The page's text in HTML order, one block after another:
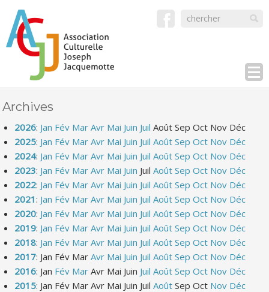
Archives
2026: Jan Fév Mar Avr Mai Juin Juil Août Sep Oct Nov Déc
2025: Jan Fév Mar Avr Mai Juin Juil Août Sep Oct Nov Déc
2024: Jan Fév Mar Avr Mai Juin Juil Août Sep Oct Nov Déc
2023: Jan Fév Mar Avr Mai Juin Juil Août Sep Oct Nov Déc
2022: Jan Fév Mar Avr Mai Juin Juil Août Sep Oct Nov Déc
2021: Jan Fév Mar Avr Mai Juin Juil Août Sep Oct Nov Déc
2020: Jan Fév Mar Avr Mai Juin Juil Août Sep Oct Nov Déc
2019: Jan Fév Mar Avr Mai Juin Juil Août Sep Oct Nov Déc
2018: Jan Fév Mar Avr Mai Juin Juil Août Sep Oct Nov Déc
2017: Jan Fév Mar Avr Mai Juin Juil Août Sep Oct Nov Déc
2016: Jan Fév Mar Avr Mai Juin Juil Août Sep Oct Nov Déc
2015: Jan Fév Mar Avr Mai Juin Juil Août Sep Oct Nov Déc